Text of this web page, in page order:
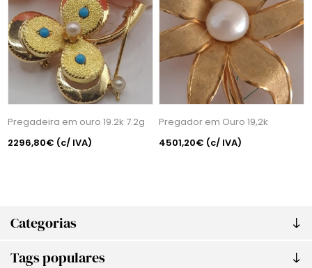
Categorias
Tags populares
Pregadeira em ouro 19.2k 7.2g
2296,80€ (c/ IVA)
Pregador em Ouro 19,2k
4501,20€ (c/ IVA)